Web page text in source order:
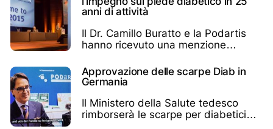
anni di attività
Il Dr. Camillo Buratto e la Podartis
hanno ricevuto una menzione
Approvazione delle scarpe Diab in
Germania
Il Ministero della Salute tedesco
rimborserà le scarpe per diabetici